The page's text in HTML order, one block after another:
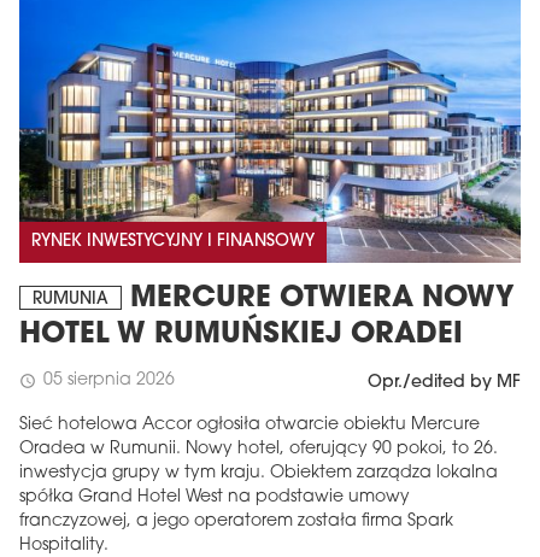
RYNEK INWESTYCYJNY I FINANSOWY
RUMUNIA
MERCURE OTWIERA NOWY
HOTEL W RUMUŃSKIEJ ORADEI
schedule 05 sierpnia 2026 Opr./edited by MF
Sieć hotelowa Accor ogłosiła otwarcie obiektu Mercure
Oradea w Rumunii. Nowy hotel, oferujący 90 pokoi, to 26.
inwestycja grupy w tym kraju. Obiektem zarządza lokalna
spółka Grand Hotel West na podstawie umowy
franczyzowej, a jego operatorem została firma Spark
Hospitality.